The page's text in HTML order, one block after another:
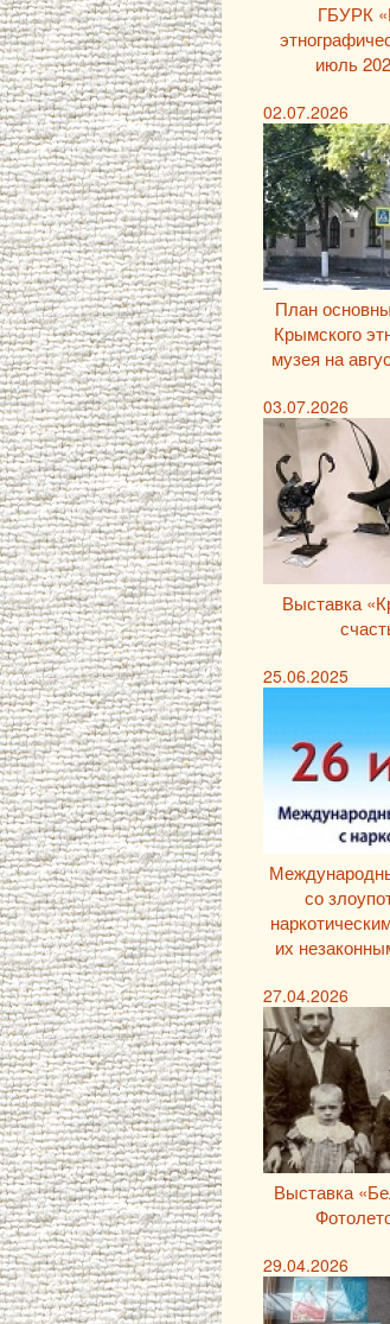
ГБУРК
июль
02.07.2026
План
Крымского
музея на
03.07.2026
Выставка
25.06.2025
со
их
27.04.2026
Выставка
29.04.2026